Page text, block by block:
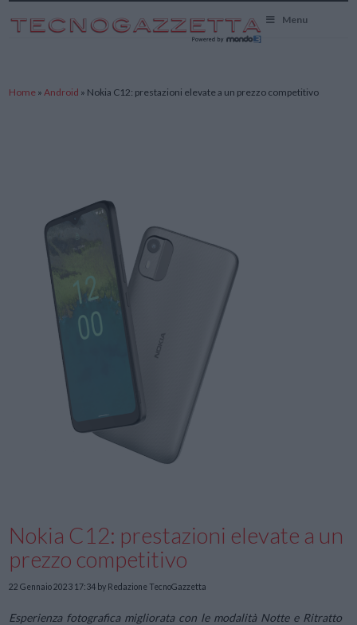
Menu
Home »Android » Nokia C12: prestazioni elevate a un prezzo competitivo
Nokia C12: prestazioni elevate a un
prezzo competitivo
22 Gennaio 2023 17:34 by Redazione TecnoGazzetta
Esperienza fotografica migliorata con le modalità Notte e Ritratto